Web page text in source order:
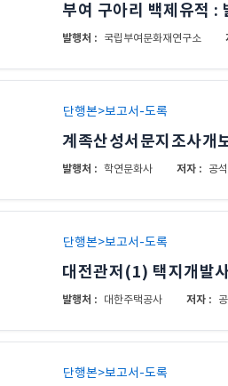
부여 구아리 백제유적
발행처 : 국립부여문화재연구소
단행본>보고서-도록
계족산성서문지조사개
발행처 : 학연문화사 저자 : 공
단행본>보고서-도록
대전관저(1) 택지개발
발행처 : 대한주택공사 저자 :
단행본>보고서-도록